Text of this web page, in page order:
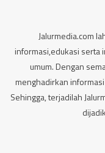
Jalurmedia.com
informasi,edukasi serta
umum. Dengan
menghadirkan
Sehingga, terjadilah